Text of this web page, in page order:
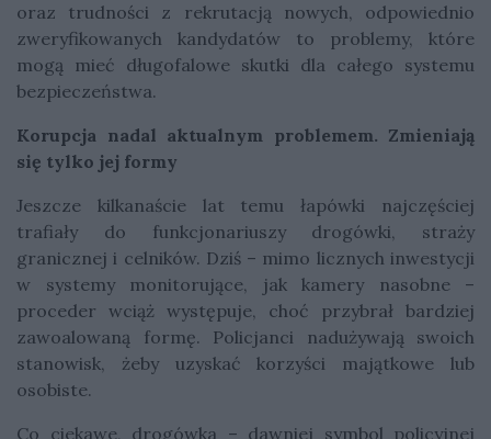
oraz trudności z rekrutacją nowych, odpowiednio
zweryfikowanych kandydatów to problemy, które
mogą mieć długofalowe skutki dla całego systemu
bezpieczeństwa.
Korupcja nadal aktualnym problemem. Zmieniają
się tylko jej formy
Jeszcze kilkanaście lat temu łapówki najczęściej
trafiały do funkcjonariuszy drogówki, straży
granicznej i celników. Dziś – mimo licznych inwestycji
w systemy monitorujące, jak kamery nasobne –
proceder wciąż występuje, choć przybrał bardziej
zawoalowaną formę. Policjanci nadużywają swoich
stanowisk, żeby uzyskać korzyści majątkowe lub
osobiste.
Co ciekawe, drogówka – dawniej symbol policyjnej